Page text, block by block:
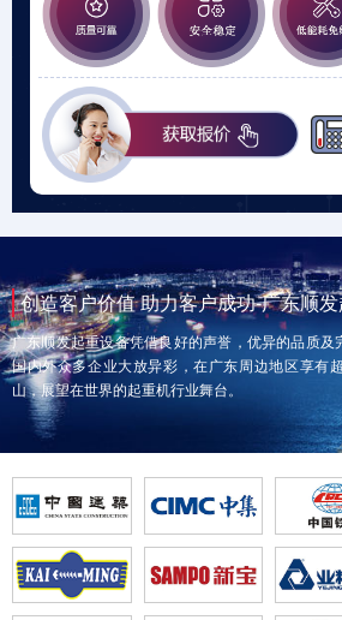
创造客户价值 助力客户成功-广东顺
广东顺发起重设备凭借良好的声誉，优异的品质
国内外众多企业大放异彩，在广东周边地区享有
山，展望在世界的起重机行业舞台。